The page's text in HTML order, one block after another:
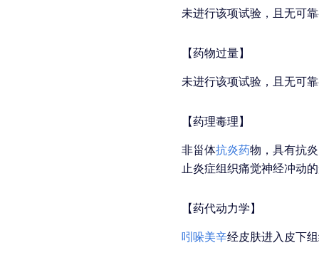
未进行该项试验，且无可
【药物过量】
未进行该项试验，且无可
【药理毒理】
非甾体抗炎药物，具有抗
止炎症组织痛觉神经冲动
【药代动力学】
吲哚美辛经皮肤进入皮下